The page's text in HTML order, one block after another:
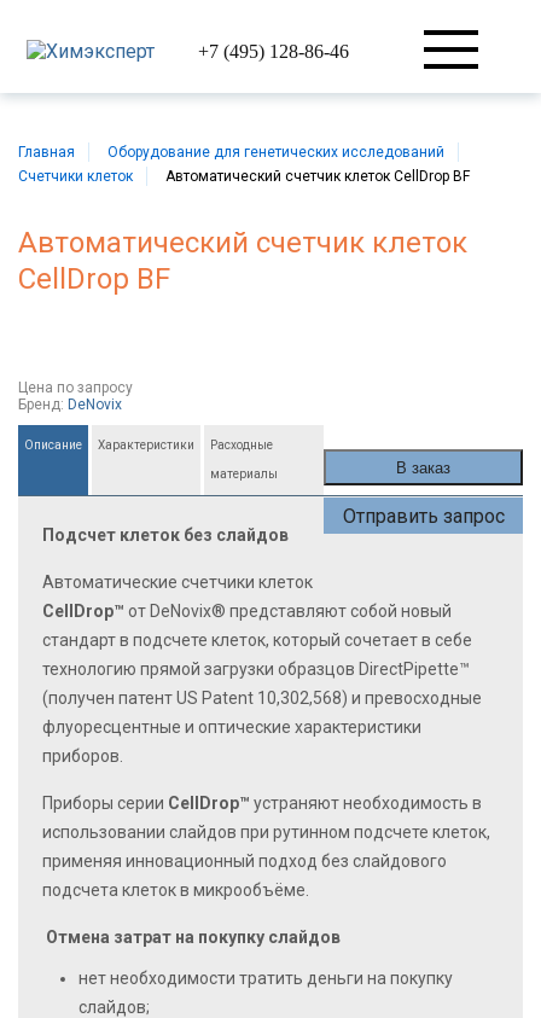
+7 (495) 128-86-46
Главная
Оборудование для генетических исследований
Счетчики клеток
Автоматический счетчик клеток CellDrop BF
Автоматический счетчик клеток
CellDrop BF
Цена по запросу
Бренд: DeNovix
В заказ
Отправить запрос
Описание Характеристики Расходные
материалы
Подсчет клеток без слайдов
Автоматические счетчики клеток
CellDrop™ от DeNovix® представляют собой новый
стандарт в подсчете клеток, который сочетает в себе
технологию прямой загрузки образцов DirectPipette™
(получен патент US Patent 10,302,568) и превосходные
флуоресцентные и оптические характеристики
приборов.
Приборы серии CellDrop™ устраняют необходимость в
использовании слайдов при рутинном подсчете клеток,
применяя инновационный подход без слайдового
подсчета клеток в микрообъёме.
Отмена затрат на покупку слайдов
нет необходимости тратить деньги на покупку
слайдов;